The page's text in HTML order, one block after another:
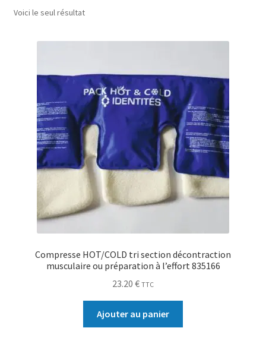
Pro.
0.00 €
Voici le seul résultat
Compresse HOT/COLD tri section décontraction
musculaire ou préparation à l’effort 835166
23.20 € TTC
Ajouter au panier